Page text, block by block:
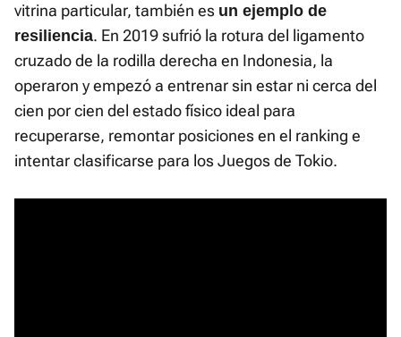
vitrina particular, también es un ejemplo de
resiliencia. En 2019 sufrió la rotura del ligamento
cruzado de la rodilla derecha en Indonesia, la
operaron y empezó a entrenar sin estar ni cerca del
cien por cien del estado físico ideal para
recuperarse, remontar posiciones en el ranking e
intentar clasificarse para los Juegos de Tokio.